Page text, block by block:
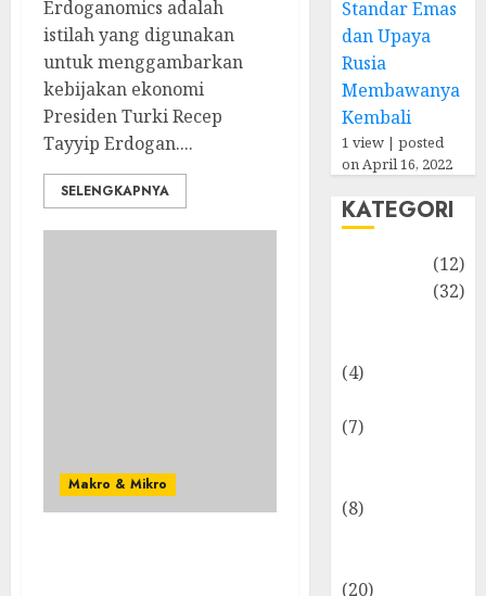
Erdoganomics adalah
istilah yang digunakan
untuk menggambarkan
kebijakan ekonomi
Presiden Turki Recep
Tayyip Erdogan....
SELENGKAPNYA
Makro & Mikro
Standar Emas
dan Upaya
Rusia
Membawanya
Kembali
1 view |posted
on April 16, 2022
KATEGORI
(12)
(32)
(4)
(7)
(8)
(20)